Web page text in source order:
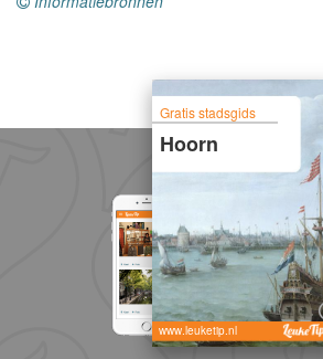
Gratis stadsgids
Hoorn
www.leuketip.nl